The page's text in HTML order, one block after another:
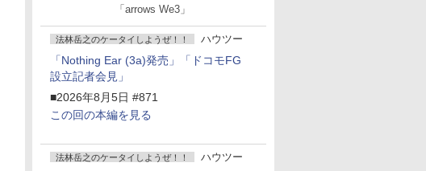
「arrows We3」
法林岳之のケータイしようぜ！！ ハウツー
「Nothing Ear (3a)発売」「ドコモFG
設立記者会見」
■2026年8月5日 #871
この回の本編を見る
法林岳之のケータイしようぜ！！ ハウツー